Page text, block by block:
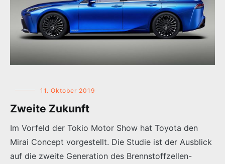
11. Oktober 2019
Zweite Zukunft
Im Vorfeld der Tokio Motor Show hat Toyota den
Mirai Concept vorgestellt. Die Studie ist der Ausblick
auf die zweite Generation des Brennstoffzellen-